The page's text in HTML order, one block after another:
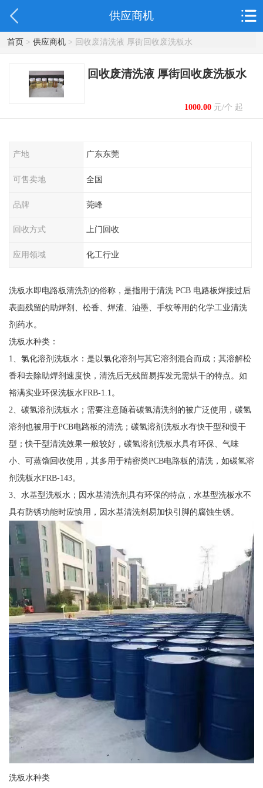
供应商机
首页> 供应商机> 回收废清洗液 厚街回收废洗板水
回收废清洗液 厚街回收废洗板水
1000.00元/个 起
产地 广东东莞
可售卖地 全国
品牌 莞峰
回收方式 上门回收
应用领域 化工行业
洗板水即电路板清洗剂的俗称，是指用于清洗 PCB 电路板焊接过后
表面残留的助焊剂、松香、焊渣、油墨、手纹等用的化学工业清洗
剂药水。
洗板水种类：
1、氯化溶剂洗板水：是以氯化溶剂与其它溶剂混合而成；其溶解松
香和去除助焊剂速度快，清洗后无残留易挥发无需烘干的特点。如
裕满实业环保洗板水FRB-1.1。
2、碳氢溶剂洗板水；需要注意随着碳氢清洗剂的被广泛使用，碳氢
溶剂也被用于PCB电路板的清洗；碳氢溶剂洗板水有快干型和慢干
型；快干型清洗效果一般较好，碳氢溶剂洗板水具有环保、气味
小、可蒸馏回收使用，其多用于精密类PCB电路板的清洗，如碳氢溶
剂洗板水FRB-143。
3、水基型洗板水；因水基清洗剂具有环保的特点，水基型洗板水不
具有防锈功能时应慎用，因水基清洗剂易加快引脚的腐蚀生锈。
洗板水种类